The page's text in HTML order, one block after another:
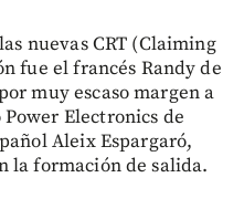
nuevas CRT (Claiming
fue el francés Randy de
muy escaso margen a
Electronics de
Aleix Espargaró,
la formación de salida.